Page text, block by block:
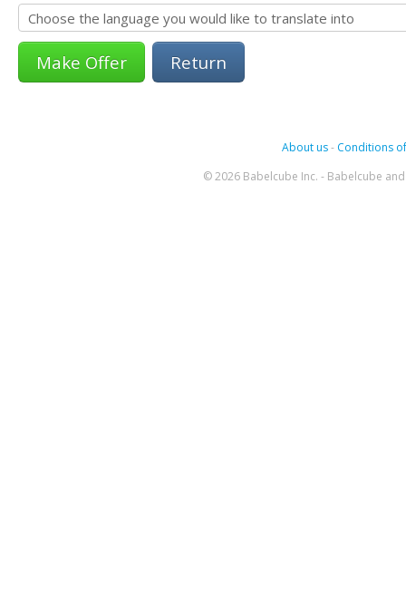
Return
About us- Conditions
© 2026 Babelcube Inc. - Babelcube